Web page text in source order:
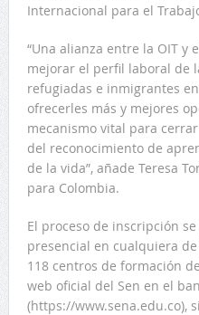
Internacional para el
“Una alianza entre la OIT y
mejorar el perfil laboral de
refugiadas e inmigrantes
ofrecerles más y mejores
mecanismo vital para
del reconocimiento de
de la vida”, añade Teresa
para Colombia.
El proceso de inscripción
presencial en cualquiera
118 centros de formación
web oficial del Sen en el
(https://www.sena.edu.co),